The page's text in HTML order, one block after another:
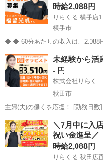
時給2,088円
りらくる 横手店1
横手市
◆ ◆ 60分あたりの収入は、2,088円～3,510円！ セラピスト１人あた
りの施術数がコロナ禍前と比べて
付けてしっかり稼ぐなら今がチャンス！ ★応募後の流れ★
覧下さい...
秋田 横手市 セラピスト
未経験から活
- 円
株式会社りらく
秋田市
主婦(夫)の働くを応援！ [勤務日数]： 週1日~
10:00~16:00/10:00~15:00/
秋田 秋田市 マッサージ
＼7月中に入
祝い金進呈／
時給2,088円
りらくる 秋田広